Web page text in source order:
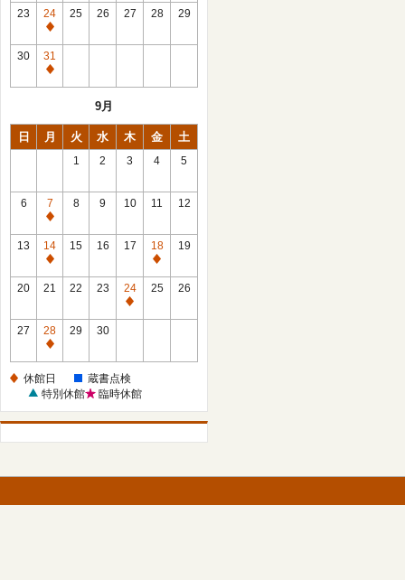
館
日
23
24
休
館
日
25 26 27 28 29
30
31
休
9月
日 月 火 水 木 金 土
1 2 3 4 5
6
7
休
館
日
8 9 10 11 12
13
14
休
館
15 16 17
18
休
館
19
20 21 22 23
24
休
25 26
27
28
休
日
29 30
休館日
蔵書点検
特別休館
臨時休館